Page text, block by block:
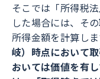
そこでは「所得税
した場合には、そ
所得金額を計算しま
岐）時点において
おいては価値を有